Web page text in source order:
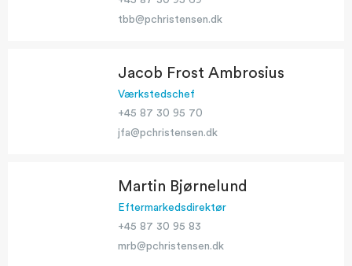
tbb@pchristensen.dk
Jacob Frost Ambrosius
Værkstedschef
+45 87 30 95 70
jfa@pchristensen.dk
Martin Bjørnelund
Eftermarkedsdirektør
+45 87 30 95 83
mrb@pchristensen.dk